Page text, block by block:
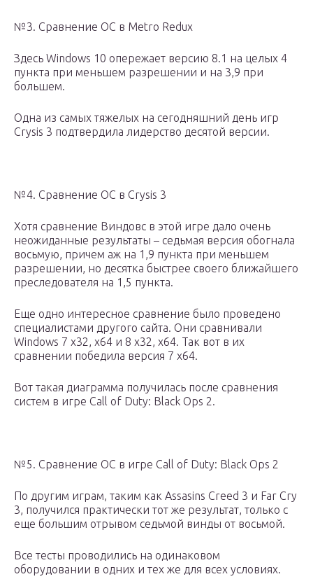
№3. Сравнение ОС в Metro Redux
Здесь Windows 10 опережает версию 8.1 на целых 4
пункта при меньшем разрешении и на 3,9 при
большем.
Одна из самых тяжелых на сегодняшний день игр
Crysis 3 подтвердила лидерство десятой версии.
№4. Сравнение ОС в Crysis 3
Хотя сравнение Виндовс в этой игре дало очень
неожиданные результаты – седьмая версия обогнала
восьмую, причем аж на 1,9 пункта при меньшем
разрешении, но десятка быстрее своего ближайшего
преследователя на 1,5 пункта.
Еще одно интересное сравнение было проведено
специалистами другого сайта. Они сравнивали
Windows 7 x32, x64 и 8 x32, x64. Так вот в их
сравнении победила версия 7 x64.
Вот такая диаграмма получилась после сравнения
систем в игре Call of Duty: Black Ops 2.
№5. Сравнение ОС в игре Call of Duty: Black Ops 2
По другим играм, таким как Assasins Creed 3 и Far Cry
3, получился практически тот же результат, только с
еще большим отрывом седьмой винды от восьмой.
Все тесты проводились на одинаковом
оборудовании в одних и тех же для всех условиях.